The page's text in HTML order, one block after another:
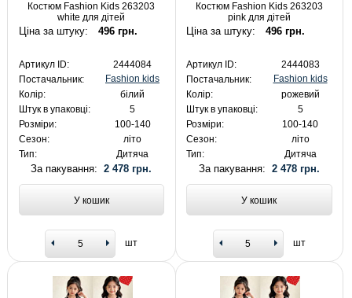
Костюм Fashion Kids 263203
white для дітей
Ціна за штуку: 496 грн.
Артикул ID:
2444084
Постачальник:
Fashion kids
Колір:
білий
Штук в упаковці:
5
Розміри:
100-140
Сезон:
літо
Тип:
Дитяча
За пакування:2 478 грн.
У кошик
шт
Костюм Fashion Kids 263203
pink для дітей
Ціна за штуку: 496 грн.
Артикул ID:
2444083
Постачальник:
Fashion kids
Колір:
рожевий
Штук в упаковці:
5
Розміри:
100-140
Сезон:
літо
Тип:
Дитяча
За пакування: 2 478 грн.
У кошик
шт